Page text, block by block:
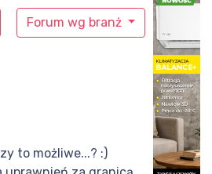
Forum wg branż
to możliwe...? :)